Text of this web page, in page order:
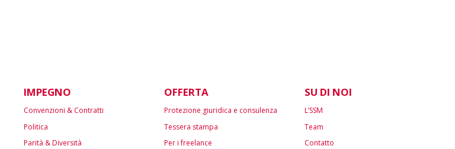
IMPEGNO
Convenzioni & Contratti
Politica
Parità & Diversità
OFFERTA
Protezione giuridica e consulenza
Tessera stampa
Per i freelance
SU DI NOI
L’SSM
Team
Contatto